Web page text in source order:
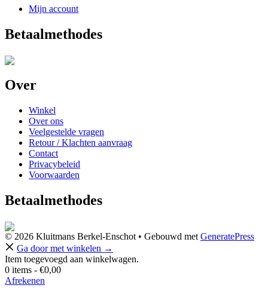
Mijn account
Betaalmethodes
Over
Winkel
Over ons
Veelgestelde vragen
Retour / Klachten aanvraag
Contact
Privacybeleid
Voorwaarden
Betaalmethodes
© 2026 Kluitmans Berkel-Enschot • Gebouwd met GeneratePress
Ga door met winkelen →
Item toegevoegd aan winkelwagen.
0 items - €0,00
Afrekenen